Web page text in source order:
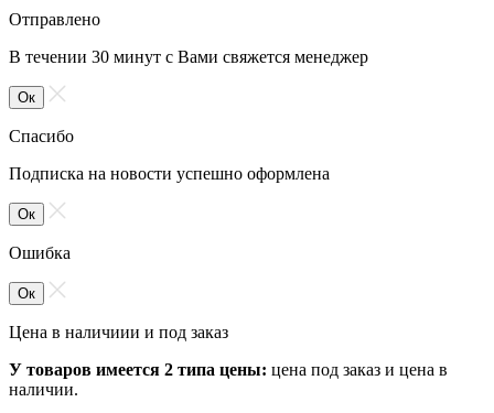
Отправлено
В течении 30 минут с Вами свяжется менеджер
Ок
Спасибо
Подписка на новости успешно оформлена
Ок
Ошибка
Ок
Цена в наличиии и под заказ
У товаров имеется 2 типа цены: цена под заказ и цена в
наличии.